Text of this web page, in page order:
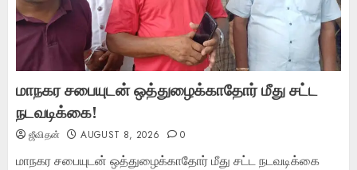
மாநகர சபையுடன் ஒத்துழைக்காதோர் மீது சட்ட
நடவடிக்கை!
ஜீவிதன் AUGUST 8, 2026 0
மாநகர சபையுடன் ஒத்துழைக்காதோர் மீது சட்ட நடவடிக்கை